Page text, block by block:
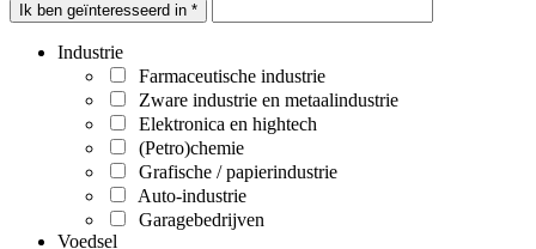
Ik ben geïnteresseerd in *
Industrie
Farmaceutische industrie
Zware industrie en metaalindustrie
Elektronica en hightech
(Petro)chemie
Grafische / papierindustrie
Auto-industrie
Garagebedrijven
Voedsel